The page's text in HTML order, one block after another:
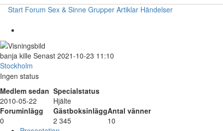
Start Forum Sex & Sinne Grupper Artiklar Händelser
banja kille Senast 2021-10-23 11:10
Stockholm
Ingen status
Medlem sedan Specialstatus
2010-05-22
Hjälte
Foruminlägg
GästboksinläggAntal vänner
0
2 345
10